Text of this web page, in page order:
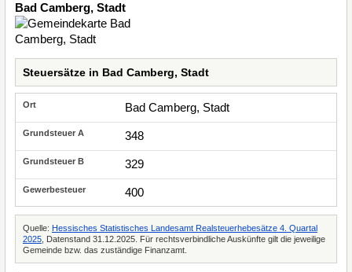
Bad Camberg, Stadt
Steuersätze in Bad Camberg, Stadt
Bad Camberg, Stadt
348
329
400
Quelle: Hessisches Statistisches Landesamt Realsteuerhebesätze 4. Quartal
2025 , Datenstand 31.12.2025. Für rechtsverbindliche Auskünfte gilt die jeweilige
Gemeinde bzw. das zuständige Finanzamt.